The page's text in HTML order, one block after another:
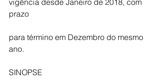
vigência desde Janeiro de 2018, com
prazo
para término em Dezembro do mesmo
ano.
SINOPSE